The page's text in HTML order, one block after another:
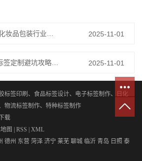
2025-11-01
2025-11-01
标签印刷、食品标签设计、电子标签制作、日化
物流标签制作、特种标签制作
载
图 RSS
XML
德州 东营 菏泽 济宁 莱芜 聊城 临沂 青岛 日照 泰